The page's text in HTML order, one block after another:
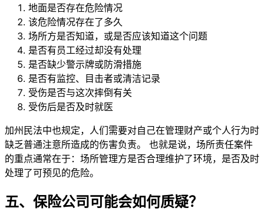
地面是否存在危险情况
该危险情况存在了多久
场所方是否知道，或是否应该知道这个问题
是否有员工经过却没有处理
是否缺少警示牌或防滑措施
是否有监控、目击者或清洁记录
受伤是否与这次摔倒有关
受伤后是否及时就医
加州民法中也规定，人们需要对自己在管理财产或个人行为时
缺乏普通注意所造成的伤害负责。 也就是说，场所责任案件
的重点通常在于：场所管理方是否合理维护了环境，是否及时
处理了可预见的危险。
五、保险公司可能会如何质疑？